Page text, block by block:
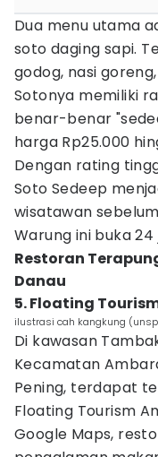
Dua menu utama
soto daging sapi.
godog, nasi
Sotonya memiliki
benar-benar
harga Rp25.000
Dengan rating
Soto Sedeep
wisatawan
Warung ini buka
Restoran
Danau
5. Floating
ilustrasi cah kangkung
Di kawasan
Kecamatan
Pening, terdapat
Floating Tourism
Google Maps,